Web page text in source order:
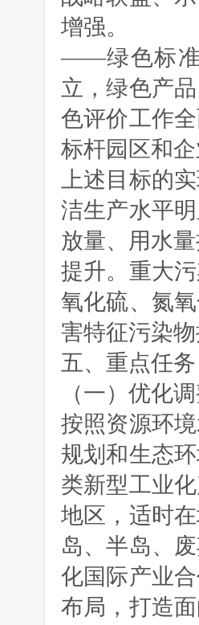
增强。
——绿色标准
立，绿色产
色评价工作
标杆园区和
上述目标的
洁生产水平
放量、用水
提升。重大
氧化硫、氮
害特征污染
五、重点任务
（一）优化
按照资源环
规划和生态
类新型工业
地区，适时
岛、半岛、
化国际产业
布局，打造